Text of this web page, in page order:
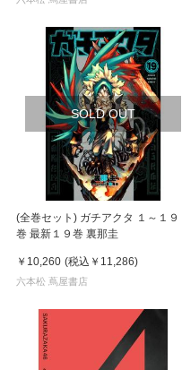
SOLD OUT
(全巻セット) ガチアクタ １～１９
巻 最新１９巻 裏那圭
￥10,260 (税込 ￥11,286)
六本松 蔦屋書店